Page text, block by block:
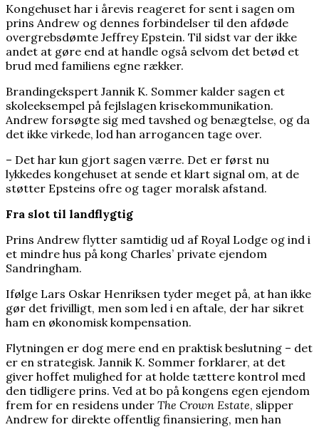
Kongehuset har i årevis reageret for sent i sagen om
prins Andrew og dennes forbindelser til den afdøde
overgrebsdømte Jeffrey Epstein. Til sidst var der ikke
andet at gøre end at handle også selvom det betød et
brud med familiens egne rækker.
Brandingekspert Jannik K. Sommer kalder sagen et
skoleeksempel på fejlslagen krisekommunikation.
Andrew forsøgte sig med tavshed og benægtelse, og da
det ikke virkede, lod han arrogancen tage over.
– Det har kun gjort sagen værre. Det er først nu
lykkedes kongehuset at sende et klart signal om, at de
støtter Epsteins ofre og tager moralsk afstand.
Fra slot til landflygtig
Prins Andrew flytter samtidig ud af Royal Lodge og ind i
et mindre hus på kong Charles’ private ejendom
Sandringham.
Ifølge Lars Oskar Henriksen tyder meget på, at han ikke
gør det frivilligt, men som led i en aftale, der har sikret
ham en økonomisk kompensation.
Flytningen er dog mere end en praktisk beslutning – det
er en strategisk. Jannik K. Sommer forklarer, at det
giver hoffet mulighed for at holde tættere kontrol med
den tidligere prins. Ved at bo på kongens egen ejendom
frem for en residens under The Crown Estate, slipper
Andrew for direkte offentlig finansiering, men han